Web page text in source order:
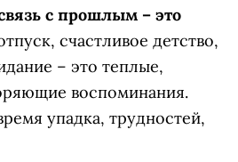
с прошлым – это
счастливое детство,
– это теплые,
воспоминания.
упадка, трудностей,